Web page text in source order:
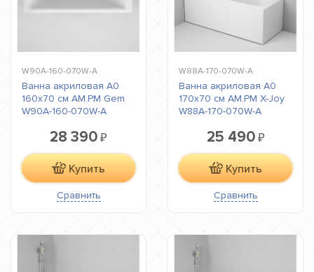
W90A-160-070W-A
Ванна акриловая A0
160x70 см AM.PM Gem
W90A-160-070W-A
28 390 ₽
Купить
Сравнить
W88A-170-070W-A
Ванна акриловая A0
170x70 см AM.PM X-Joy
W88A-170-070W-A
25 490₽
Купить
Сравнить